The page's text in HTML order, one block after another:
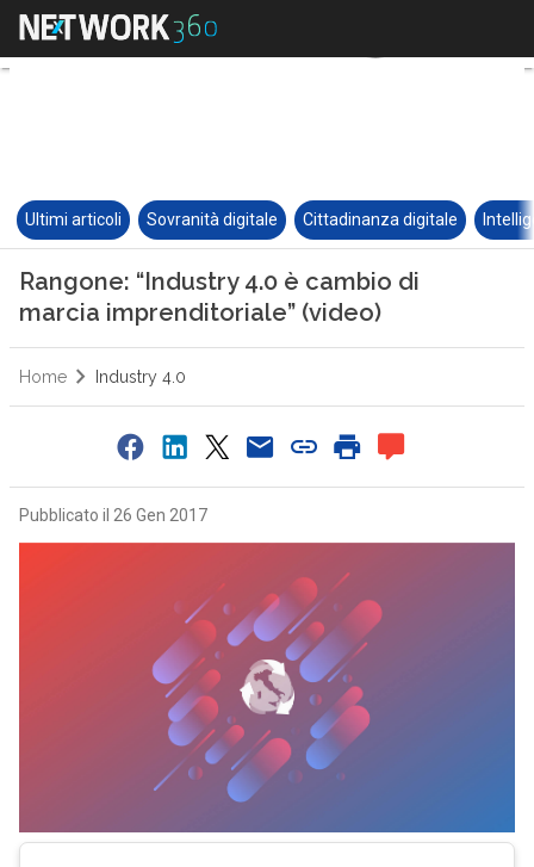
Ultimi articoli Sovranità digitale Cittadinanza digitale
Rangone: “Industry 4.0 è cambio di
marcia imprenditoriale” (video)
Home Industry 4.0
Pubblicato il 26 Gen 2017